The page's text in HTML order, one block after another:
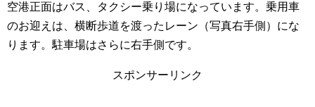
空港正面はバス、タクシー乗り場になっています。乗用車
のお迎えは、横断歩道を渡ったレーン（写真右手側）にな
ります。駐車場はさらに右手側です。
スポンサーリンク